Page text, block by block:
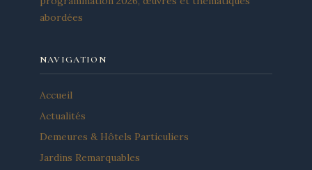
abordées
NAVIGATION
Accueil
Actualités
Demeures & Hôtels Particuliers
Jardins Remarquables